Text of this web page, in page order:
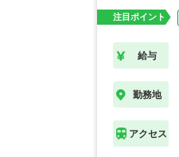
注目ポイント
給与
勤務地
アクセス